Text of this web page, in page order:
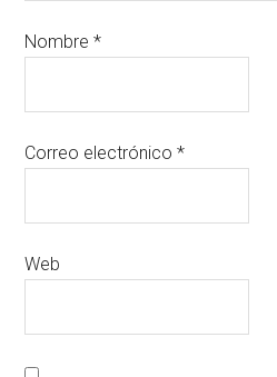
Nombre*
Correo electrónico*
Web